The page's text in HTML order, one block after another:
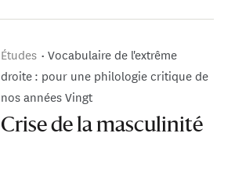
Études
Vocabulaire de l'extrême
droite : pour une philologie critique de
nos années Vingt
Crise de la masculinité